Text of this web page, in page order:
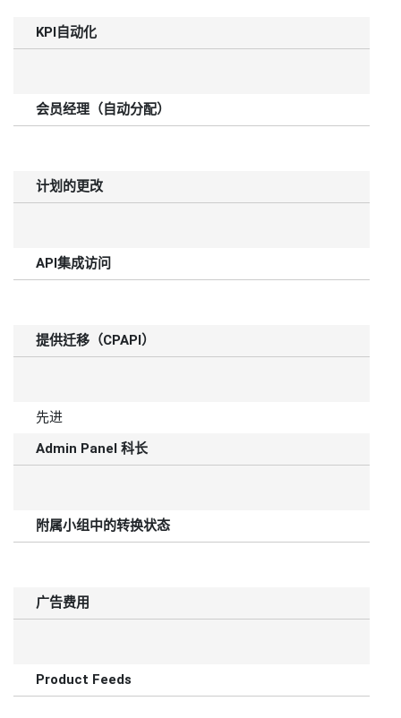
KPI自动化
会员经理（自动分配）
计划的更改
API集成访问
提供迁移（CPAPI）
先进
Admin Panel 科长
附属小组中的转换状态
广告费用
Product Feeds